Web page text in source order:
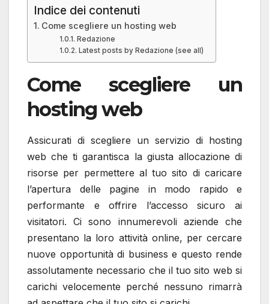
Indice dei contenuti
Come scegliere un hosting web
Redazione
Latest posts by Redazione (see all)
Come scegliere un
hosting web
Assicurati di scegliere un servizio di hosting
web che ti garantisca la giusta allocazione di
risorse per permettere al tuo sito di caricare
l’apertura delle pagine in modo rapido e
performante e offrire l’accesso sicuro ai
visitatori. Ci sono innumerevoli aziende che
presentano la loro attività online, per cercare
nuove opportunità di business e questo rende
assolutamente necessario che il tuo sito web si
carichi velocemente perché nessuno rimarrà